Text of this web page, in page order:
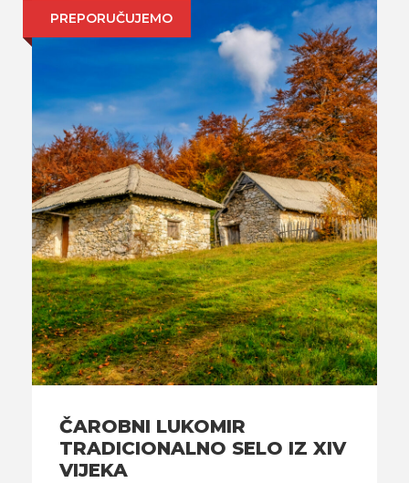
PREPORUČUJEMO
ČAROBNI LUKOMIR
TRADICIONALNO SELO IZ XIV
VIJEKA